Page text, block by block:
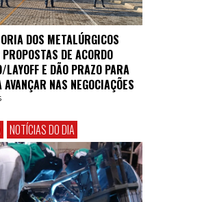
DOS METALÚRGICOS
DE ACORDO
LAYOFF E DÃO PRAZO PARA
NAS NEGOCIAÇÕES
NOTÍCIAS DO DIA